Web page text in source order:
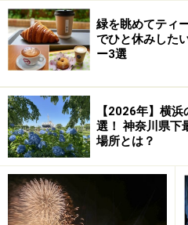
緑を眺めてティ
でひと休みした
ー3選
【2026年】横
選！ 神奈川県下
場所とは？